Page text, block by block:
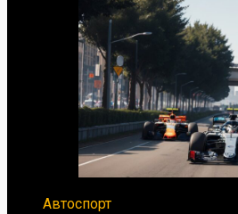
Автоспорт